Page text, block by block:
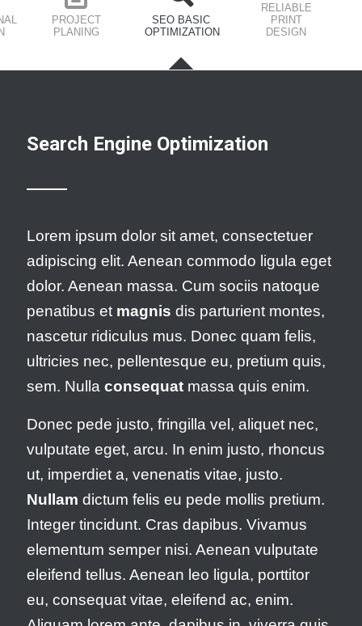
PROJECT
PLANING
SEO BASIC
OPTIMIZATION
RELIABLE
PRINT
DESIGN
Search Engine Optimization
Lorem ipsum dolor sit amet, consectetuer
adipiscing elit. Aenean commodo ligula eget
dolor. Aenean massa. Cum sociis natoque
penatibus et magnis dis parturient montes,
nascetur ridiculus mus. Donec quam felis,
ultricies nec, pellentesque eu, pretium quis,
sem. Nulla consequatmassa quis enim.
Donec pede justo, fringilla vel, aliquet nec,
vulputate eget, arcu. In enim justo, rhoncus
ut, imperdiet a, venenatis vitae, justo.
Nullam dictum felis eu pede mollis pretium.
Integer tincidunt. Cras dapibus. Vivamus
elementum semper nisi. Aenean vulputate
eleifend tellus. Aenean leo ligula, porttitor
eu, consequat vitae, eleifend ac, enim.